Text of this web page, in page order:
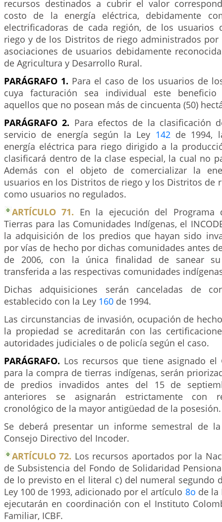
recursos destinados a cubrir el valor
costo de la energía eléctrica, debidamente
electrificadoras de cada región, de los usuarios
riego y de los Distritos de riego administrados por
asociaciones de usuarios debidamente
de Agricultura y Desarrollo Rural.
PARÁGRAFO 1. Para el caso de los usuarios de
cuya facturación sea individual este
aquellos que no posean más de cincuenta (50)
PARÁGRAFO 2. Para efectos de la clasificación
servicio de energía según la Ley 142de 1994,
energía eléctrica para riego dirigido a la
clasificará dentro de la clase especial, la cual no
Además con el objeto de comercializar la
usuarios en los Distritos de riego y los Distritos de
como usuarios no regulados.
ARTÍCULO 71. En la ejecución del Programa
Tierras para las Comunidades Indígenas, el
la adquisición de los predios que hayan sido
por vías de hecho por dichas comunidades antes
de 2006, con la única finalidad de sanear
transferida a las respectivas comunidades
Dichas adquisiciones serán canceladas de
establecido con la Ley 160 de 1994.
Las circunstancias de invasión, ocupación de
la propiedad se acreditarán con las
autoridades judiciales o de policía según el caso.
PARÁGRAFO. Los recursos que tiene asignado el
para la compra de tierras indígenas, serán
de predios invadidos antes del 15 de
anteriores se asignarán estrictamente con
cronológico de la mayor antigüedad de la posesión.
Se deberá presentar un informe semestral de
Consejo Directivo del Incoder.
ARTÍCULO 72. Los recursos aportados por la
de Subsistencia del Fondo de Solidaridad
de lo previsto en el literal c) del numeral segundo
Ley 100 de 1993, adicionado por el artículo 8o de la
ejecutarán en coordinación con el Instituto
Familiar, ICBF.